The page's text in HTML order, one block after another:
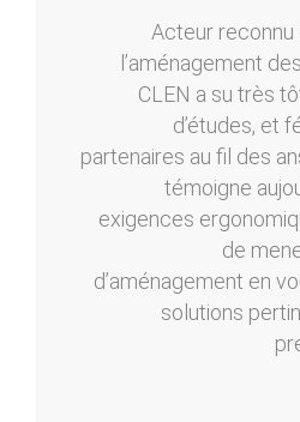
Acteur reconnu
l’aménagement
CLEN a su très
d’études, et
partenaires au fil des
témoigne
exigences
de
d’aménagement en
solutions